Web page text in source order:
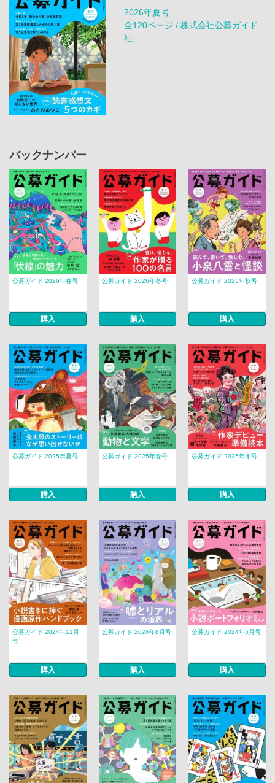
2026年夏号
全120ページ / 株式会社公募ガイド
社
バックナンバー
公募ガイド 2026年春号
購入
公募ガイド 2026年冬号
購入
公募ガイド 2025年秋号
購入
公募ガイド 2025年夏号
購入
公募ガイド 2025年春号
購入
公募ガイド 2025年冬号
購入
公募ガイド 2024年11月
号
購入
公募ガイド 2024年8月号
購入
公募ガイド 2024年5月号
購入